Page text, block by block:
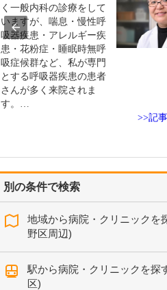
別の条件で検索
地域から病院・クリニックを
野区周辺)
駅から病院・クリニックを探
区)
く一般内科の診療をして
いますが、喘息・慢性呼
吸器疾患・アレルギー疾
患・花粉症・睡眠時無呼
吸症候群など、私が専門
とする呼吸器疾患の患者
さんが多く来院されま
す。…
>>記